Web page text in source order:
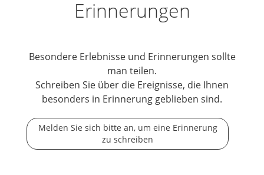
Erinnerungen
Besondere Erlebnisse und Erinnerungen sollte
man teilen.
Schreiben Sie über die Ereignisse, die Ihnen
besonders in Erinnerung geblieben sind.
Melden Sie sich bitte an, um eine Erinnerung
zu schreiben